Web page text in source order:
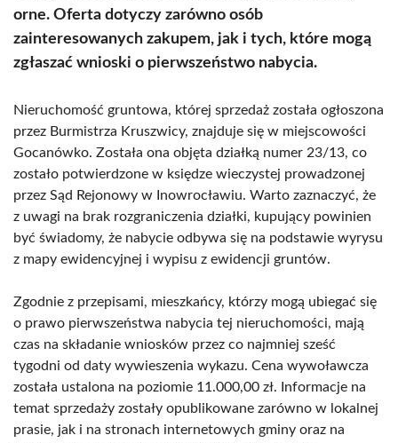
orne. Oferta dotyczy zarówno osób
zainteresowanych zakupem, jak i tych, które mogą
zgłaszać wnioski o pierwszeństwo nabycia.
Nieruchomość gruntowa, której sprzedaż została ogłoszona
przez Burmistrza Kruszwicy, znajduje się w miejscowości
Gocanówko. Została ona objęta działką numer 23/13, co
zostało potwierdzone w księdze wieczystej prowadzonej
przez Sąd Rejonowy w Inowrocławiu. Warto zaznaczyć, że
z uwagi na brak rozgraniczenia działki, kupujący powinien
być świadomy, że nabycie odbywa się na podstawie wyrysu
z mapy ewidencyjnej i wypisu z ewidencji gruntów.
Zgodnie z przepisami, mieszkańcy, którzy mogą ubiegać się
o prawo pierwszeństwa nabycia tej nieruchomości, mają
czas na składanie wniosków przez co najmniej sześć
tygodni od daty wywieszenia wykazu. Cena wywoławcza
została ustalona na poziomie 11.000,00 zł. Informacje na
temat sprzedaży zostały opublikowane zarówno w lokalnej
prasie, jak i na stronach internetowych gminy oraz na